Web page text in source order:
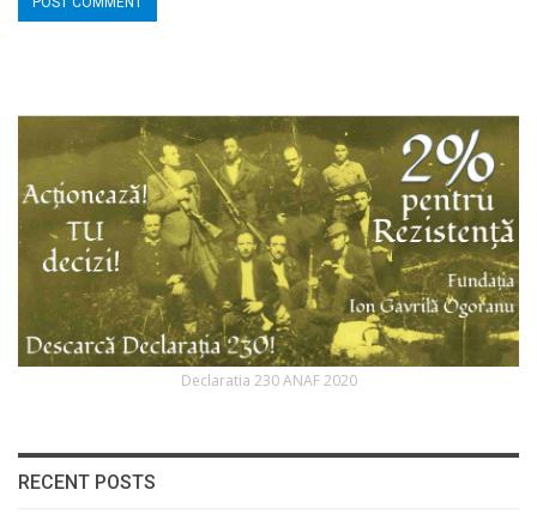
Declaratia 230 ANAF 2020
RECENT POSTS